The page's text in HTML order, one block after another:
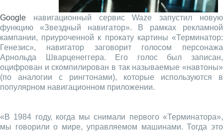
Google навигационный сервис Waze запустил новую
функцию «Звездный навигатор». В рамках рекламной
кампании, приуроченной к прокату картины «Терминатор:
Генезис», навигатор заговорит голосом персонажа
Арнольда Шварценеггера. Его голос был записан,
оцифрован и скомпилирован в так называемые «навтоны»
(по аналогии с рингтонами), которые используются в
популярном навигационном приложении.
«В 1984 году, когда мы снимали первого «Терминатора»,
мы говорили о мире, управляемом машинами. Тогда это